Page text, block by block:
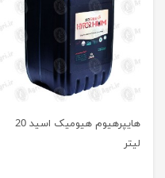
هایپرهیوم هیومیک اسید 20
لیتر